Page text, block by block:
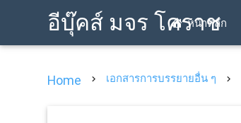
อีบุ๊คส์ มจร โคราช
หน้าหลัก
Home เอกสารการบรรยายอื่น ๆ